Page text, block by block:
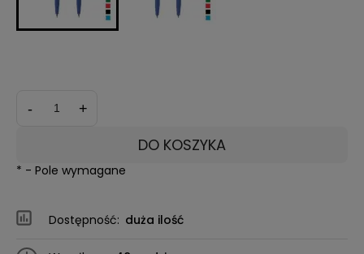
-
+
DO KOSZYKA
* - Pole wymagane
Dostępność: duża ilość